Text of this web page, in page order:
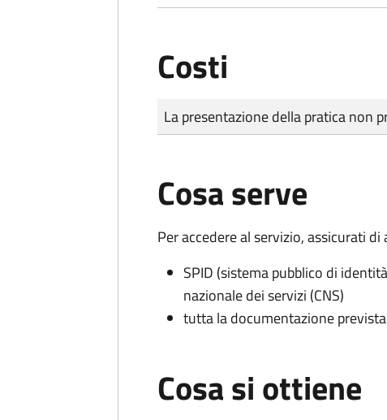
Costi
Tipo di pagamento
Importo
La presentazione della pratica non
Cosa serve
Per accedere al servizio, assicurati di
SPID (sistema pubblico di
nazionale dei servizi (CNS)
tutta la documentazione
Cosa si ottiene